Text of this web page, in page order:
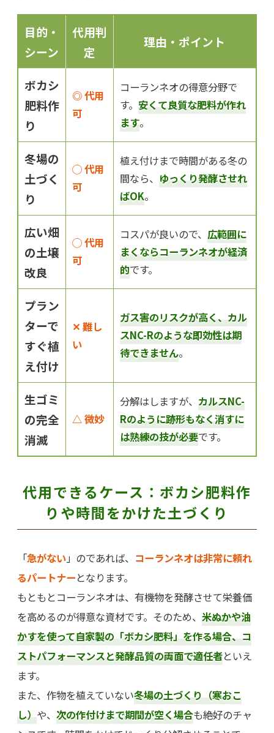
目的・
シーン
代用判
定
理由・ポイント
ボカシ
肥料作
り
◎ 代用
可
コーランネオの得意分野で
す。 安くて良質な肥料が作れ
ます。
冬場の
土づく
り
◯ 代用
可
植え付けまで時間がある冬の
間なら、 ゆっくり発酵させれ
ばOK。
広い畑
の土壌
改良
◯ 代用
可
コスパが良いので、 広範囲に
まくならコーランネオが経済
的です。
プラン
ターで
すぐ植
え付け
✕ 難し
い
ガス害のリスクが高く、カル
スNC-Rのような即効性は期
待できません。
生ゴミ
の完全
消滅
△ 微妙
分解はしますが、 カルスNC-
Rのように跡形もなく消すに
は熟練の技が必要です。
代用できるケース：ボカシ肥料作
りや時間をかけた土づくり
「急がない」のであれば、 コーランネオは非常に頼れ
るパートナーとなります。
もともとコーランネオは、有機物を発酵させて栄養価
を高めるのが得意な資材です。そのため、 米ぬかや油
かすを使って自家製の「ボカシ肥料」を作る場合、コ
ストパフォーマンスと発酵品質の両面で適任者といえ
ます。
また、作物を植えていない冬場の土づくり（寒おこ
し）や、 次の作付けまで期間が空く場合も絶好のチャ